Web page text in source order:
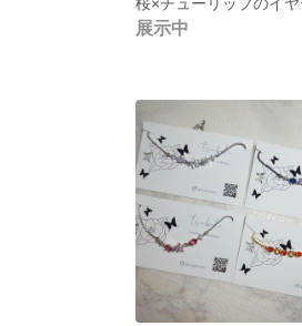
展示中